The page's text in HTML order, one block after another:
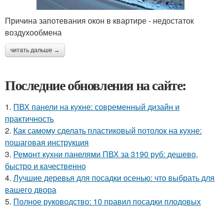
Причина запотевания окон в квартире - недостаток
воздухообмена
читать дальше →
Последние обновления на сайте:
1. ПВХ панели на кухне: современный дизайн и
практичность
2. Как самому сделать пластиковый потолок на кухне:
пошаговая инструкция
3. Ремонт кухни панелями ПВХ за 3190 руб: дешево,
быстро и качественно
4. Лучшие деревья для посадки осенью: что выбрать для
вашего двора
5. Полное руководство: 10 правил посадки плодовых